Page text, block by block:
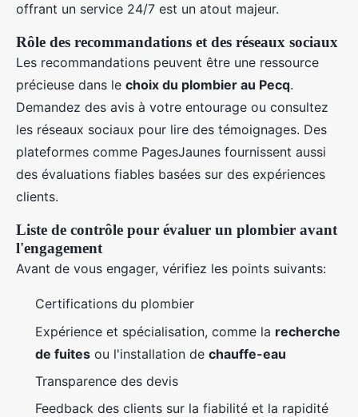
offrant un service 24/7 est un atout majeur.
Rôle des recommandations et des réseaux sociaux
Les recommandations peuvent être une ressource
précieuse dans le choix du plombier au Pecq.
Demandez des avis à votre entourage ou consultez
les réseaux sociaux pour lire des témoignages. Des
plateformes comme PagesJaunes fournissent aussi
des évaluations fiables basées sur des expériences
clients.
Liste de contrôle pour évaluer un plombier avant
l'engagement
Avant de vous engager, vérifiez les points suivants:
Certifications du plombier
Expérience et spécialisation, comme la recherche
de fuites ou l'installation de chauffe-eau
Transparence des devis
Feedback des clients sur la fiabilité et la rapidité